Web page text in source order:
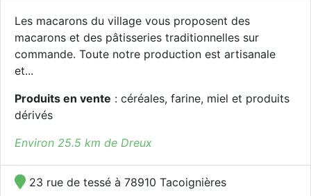
Les macarons du village vous proposent des
macarons et des pâtisseries traditionnelles sur
commande. Toute notre production est artisanale
et...
Produits en vente : céréales, farine, miel et produits
dérivés
Environ 25.5 km de Dreux
23 rue de tessé à 78910 Tacoignières